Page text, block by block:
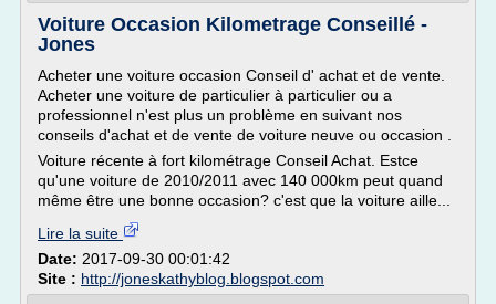
Voiture Occasion Kilometrage Conseillé -
Jones
Acheter une voiture occasion Conseil d' achat et de vente.
Acheter une voiture de particulier à particulier ou a
professionnel n'est plus un problème en suivant nos
conseils d'achat et de vente de voiture neuve ou occasion .
Voiture récente à fort kilométrage Conseil Achat. Estce
qu'une voiture de 2010/2011 avec 140 000km peut quand
même être une bonne occasion? c'est que la voiture aille...
Lire la suite
Date: 2017-09-30 00:01:42
Site : http://joneskathyblog.blogspot.com